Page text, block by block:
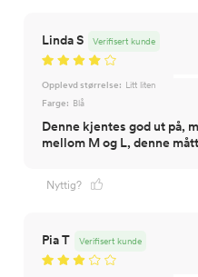
Linda S Verifisert kunde
Opplevd størrelse: Litt liten
Farge: Blå
Denne kjentes god ut på,
mellom M og L, denne
Nyttig?
Pia T Verifisert kunde